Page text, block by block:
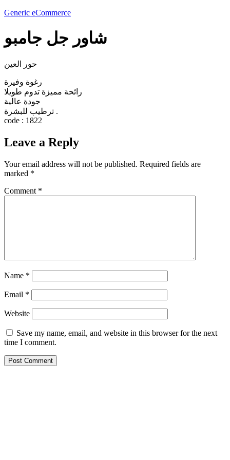
Generic eCommerce
شاور جل جامبو
حور العين
رغوة وفيرة
رائحة مميزة تدوم طويلا
جودة عالية
ترطيب للبشرة .
code : 1822
Leave a Reply
Your email address will not be published. Required fields are
marked *
Comment *
Name *
Email *
Website
Save my name, email, and website in this browser for the next
time I comment.